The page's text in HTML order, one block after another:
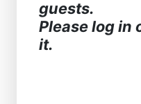
guests.
Please log in
it.